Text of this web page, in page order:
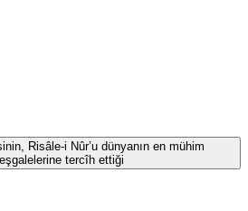
Risâle-i Nûr’u dünyanın en mühim
tercîh ettiği